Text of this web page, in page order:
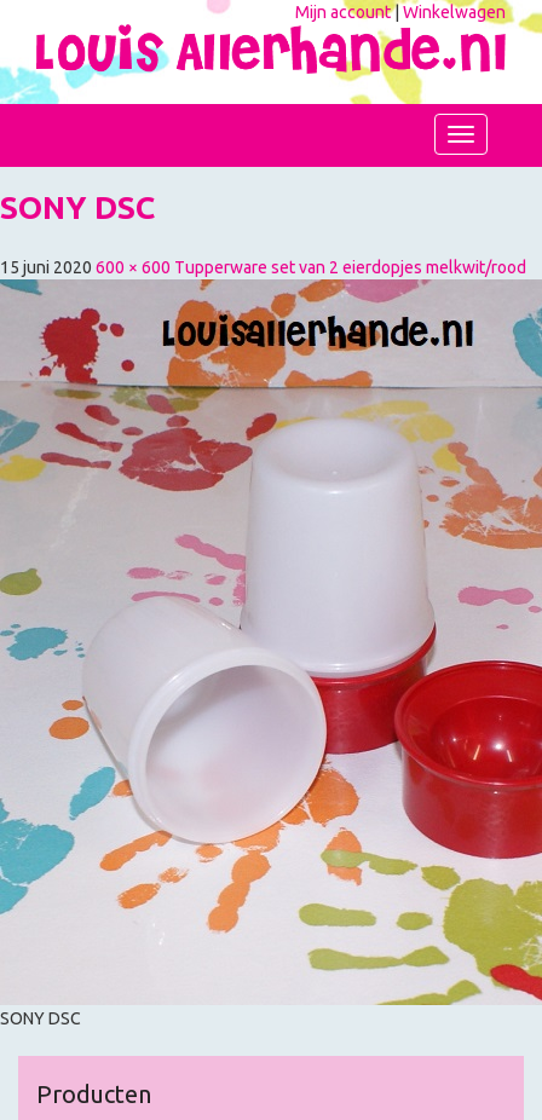
Mijn account|Winkelwagen
Toggle
navigation
SONY DSC
15 juni 2020 600 × 600 Tupperware set van 2 eierdopjes melkwit/rood
SONY DSC
Producten